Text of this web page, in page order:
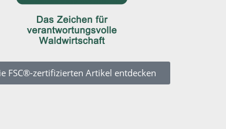
FSC®-zertifizierten Artikel entdecken